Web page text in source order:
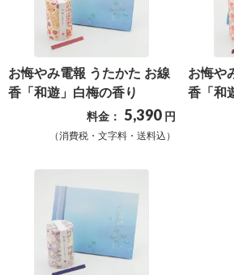
合
せ
お悔やみ電報 うたかた お線
香「和遊」白梅の香り
料金： 5,390 円
（消費税・文字料・送料込）
お悔や
香「和